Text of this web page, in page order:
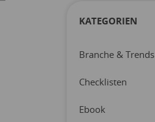
KATEGORIEN
Branche & Trends
Checklisten
Ebook